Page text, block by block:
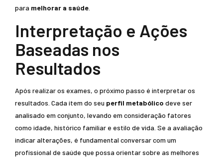
para melhorar a saúde
Interpretação e Ações
Baseadas nos
Resultados
Após realizar os exames, o próximo passo é interpretar os
resultados. Cada item do seu perfil metabólico deve ser
analisado em conjunto, levando em consideração fatores
como idade, histórico familiar e estilo de vida. Se a avaliação
indicar alterações, é fundamental conversar com um
profissional de saúde que possa orientar sobre as melhores